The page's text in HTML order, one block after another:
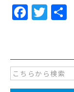
F
a
e
b
T
w
er